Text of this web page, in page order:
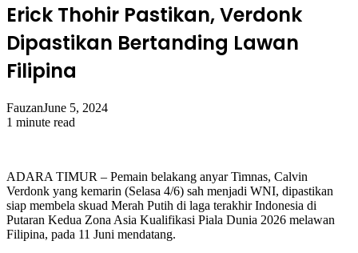
Erick Thohir Pastikan, Verdonk
Dipastikan Bertanding Lawan
Filipina
FauzanJune 5, 2024
1 minute read
ADARA TIMUR – Pemain belakang anyar Timnas, Calvin
Verdonk yang kemarin (Selasa 4/6) sah menjadi WNI, dipastikan
siap membela skuad Merah Putih di laga terakhir Indonesia di
Putaran Kedua Zona Asia Kualifikasi Piala Dunia 2026 melawan
Filipina, pada 11 Juni mendatang.